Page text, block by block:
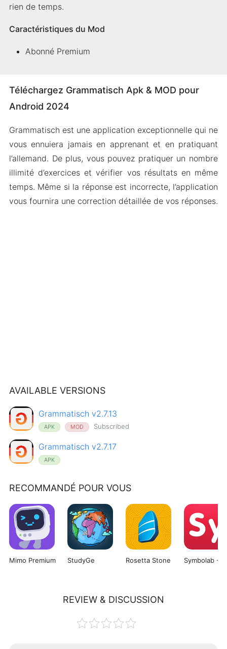
rien de temps.
Caractéristiques du Mod
Abonné Premium
Téléchargez Grammatisch Apk & MOD pour
Android 2024
Grammatisch est une application exceptionnelle qui ne
vous ennuiera jamais en apprenant et en pratiquant
l’allemand. De plus, vous pouvez pratiquer un nombre
illimité d’exercices et vérifier vos résultats en même
temps. Même si la réponse est incorrecte, l’application
vous fournira une correction détaillée de vos réponses.
AVAILABLE VERSIONS
Grammatisch v2.7.13
APK MOD Subscribed
Grammatisch v2.7.17
APK
RECOMMANDÉ POUR VOUS
Mimo Premium StudyGe Rosetta Stone
REVIEW & DISCUSSION